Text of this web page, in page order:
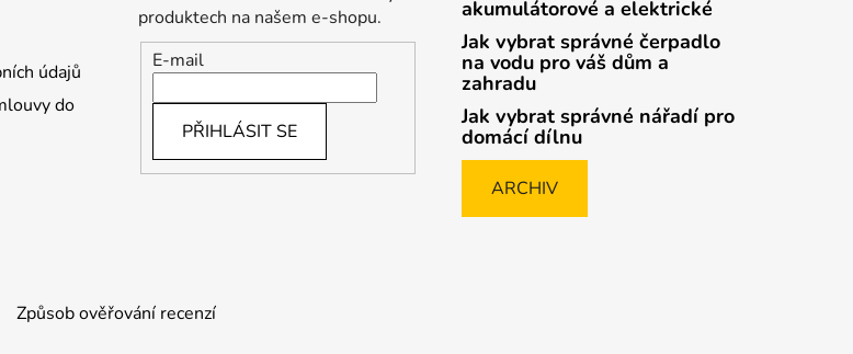
údajů
do
produktech na našem e-shopu.
E-mail
PŘIHLÁSIT SE
akumulátorové a elektrické
Jak vybrat správné čerpadlo
na vodu pro váš dům a
zahradu
Jak vybrat správné nářadí pro
domácí dílnu
ARCHIV
Způsob ověřování recenzí